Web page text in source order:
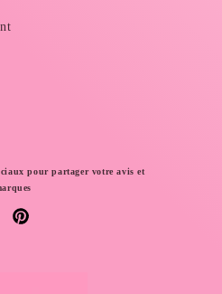
pour partager votre avis et
Pinterest